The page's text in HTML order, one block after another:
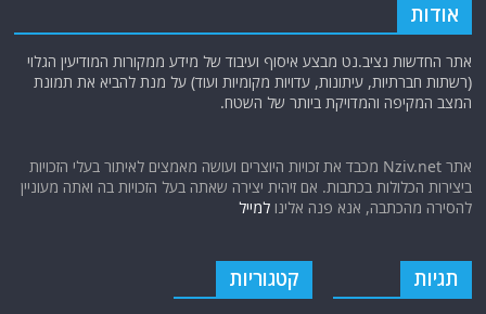
אודות
אתר החדשות נציב.נט מבצע איסוף ועיבוד של מידע ממקורות המודיעין הגלוי
(רשתות חברתיות, עיתונות, עדויות מקומיות ועוד) על מנת להביא את תמונת
המצב המקיפה והמדויקת ביותר של השטח.
אתר Nziv.net מכבד את זכויות היוצרים ועושה מאמצים לאיתור בעלי הזכויות
ביצירות הכלולות בכתבות. אם זיהית יצירה שאתה בעל הזכויות בה ואתה מעוניין
להסירה מהכתבה, אנא פנה אלינולמייל
תגיות קטגוריות